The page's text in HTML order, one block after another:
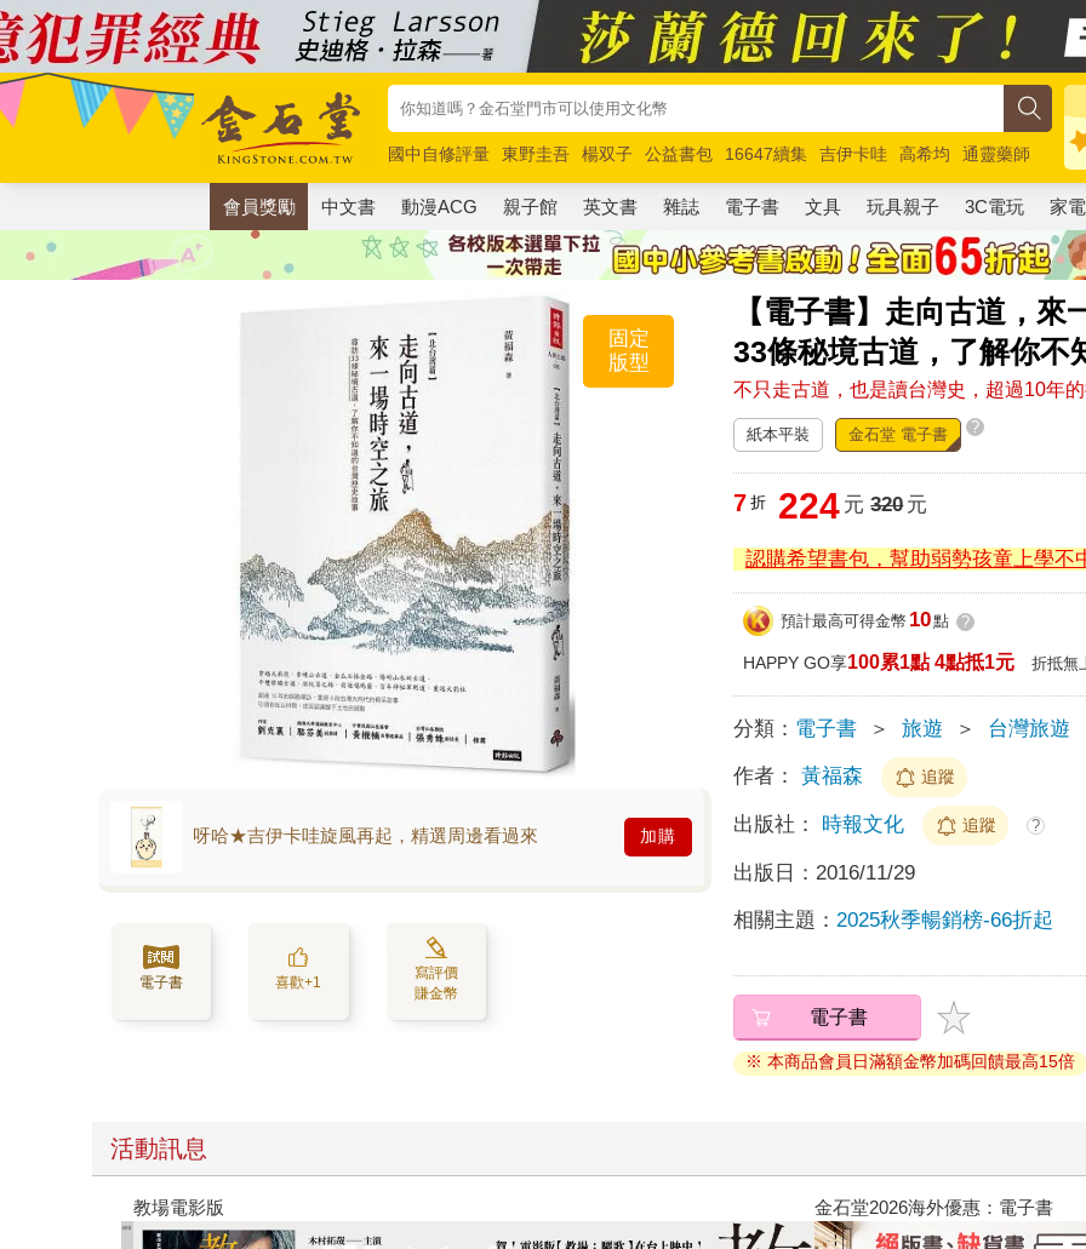
國中自修評量 東野圭吾 楊双子 公益書包 16647續集 吉伊卡哇 高希均
通靈藥師
唯紅花綻放
奧德賽 路邊攤新作 馬斯克 玩具總動員5 超慢跑
會員獎勵 中文書 動漫ACG 親子館 英文書 雜誌 電子書 文具 玩具親子 3C電玩 家電
【電子書】走向古道，
33條秘境古道，了解你不
不只走古道，也是讀台灣史，超過10年
固定
版型
呀哈★吉伊卡哇旋風再起，精選周邊看過來 加購
電子書 喜歡+1
寫評價
賺金幣
紙本平裝 金石堂 電子書 ?
7 折 224 元 320元
認購希望書包，幫助弱勢孩童上學不
預計最高可得金幣 10點 ?
HAPPY GO享100累1點 4點抵1元 折抵無
分類： 電子書 ＞ 旅遊 ＞ 台灣旅遊
作者： 黃福森 追蹤
出版社： 時報文化 追蹤 ?
出版日： 2016/11/29
相關主題： 2025秋季暢銷榜-66折起
電子書
※ 本商品會員日滿額金幣加碼回饋最高15倍
活動訊息
時報經典展69折起 黃色書刊回來了！一起走進他的